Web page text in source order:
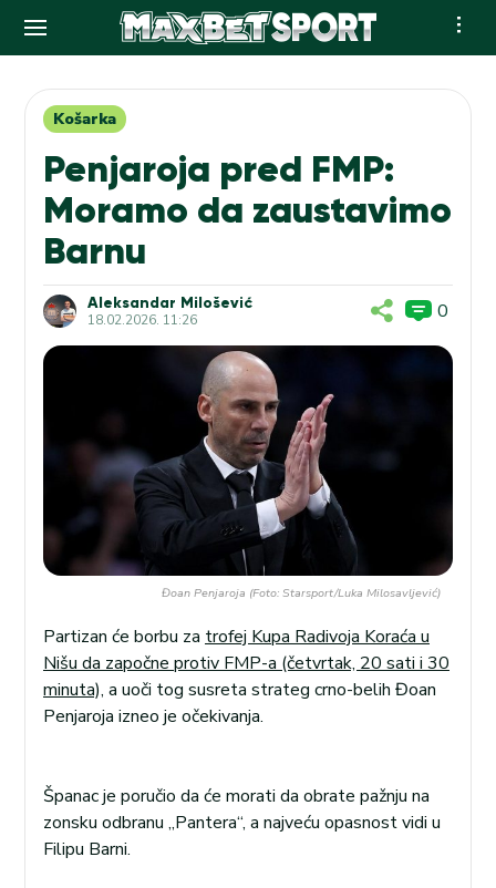
contentKošarka
Penjaroja pred FMP:
Moramo da zaustavimo
Barnu
Aleksandar Milošević
18.02.2026. 11:26 0
Đoan Penjaroja (Foto: Starsport/Luka Milosavljević)
Partizan će borbu za trofej Kupa Radivoja Koraća u
Nišu da započne protiv FMP-a (četvrtak, 20 sati i 30
minuta), a uoči tog susreta strateg crno-belih Đoan
Penjaroja izneo je očekivanja.
Španac je poručio da će morati da obrate pažnju na
zonsku odbranu „Pantera“, a najveću opasnost vidi u
Filipu Barni.